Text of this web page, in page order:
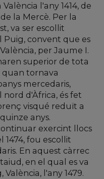
València l'any 1414, de
la Mercè. Per la
va ser escollit
convent que es
per Jaume I.
superior de tota
quan tornava
mercedaris,
nord d'Àfrica, és fet
visqué reduït a
anys.
exercint llocs
1474, fou escollit
En aquest càrrec
en el qual es va
l'any 1479.